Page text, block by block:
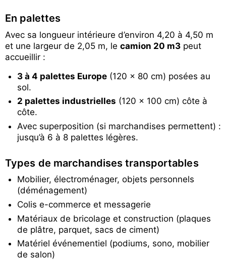
En palettes
Avec sa longueur intérieure d’environ 4,20 à 4,50 m
et une largeur de 2,05 m, le camion 20 m3 peut
accueillir :
3 à 4 palettes Europe (120 × 80 cm) posées au
sol.
2 palettes industrielles (120 × 100 cm) côte à
côte.
Avec superposition (si marchandises permettent) :
jusqu’à 6 à 8 palettes légères.
Types de marchandises transportables
Mobilier, électroménager, objets personnels
(déménagement)
Colis e-commerce et messagerie
Matériaux de bricolage et construction (plaques
de plâtre, parquet, sacs de ciment)
Matériel événementiel (podiums, sono, mobilier
de salon)